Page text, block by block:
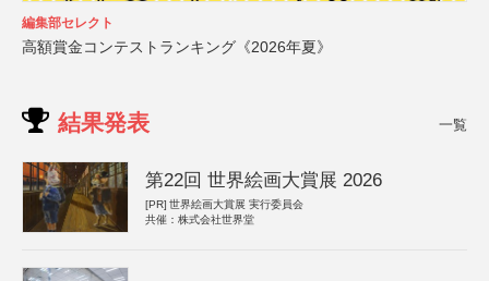
編集部セレクト
高額賞金コンテストランキング《2026年夏》
結果発表 一覧
第22回 世界絵画大賞展 2026
[PR] 世界絵画大賞展 実行委員会
共催：株式会社世界堂